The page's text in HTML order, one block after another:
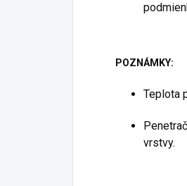
POZNÁMKY:
Teplota
vrstvy.